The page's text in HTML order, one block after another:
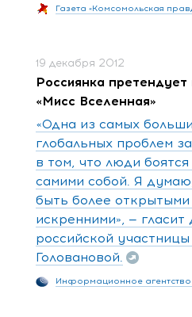
Газета «Комсомольская
19 декабря 2012
Россиянка претендует
«Мисс Вселенная»
«Одна из самых
глобальных проблем
в том, что люди
самими собой. Я
быть более открытыми
искренними», — гласит
российской
Головановой.
Информационное агентство